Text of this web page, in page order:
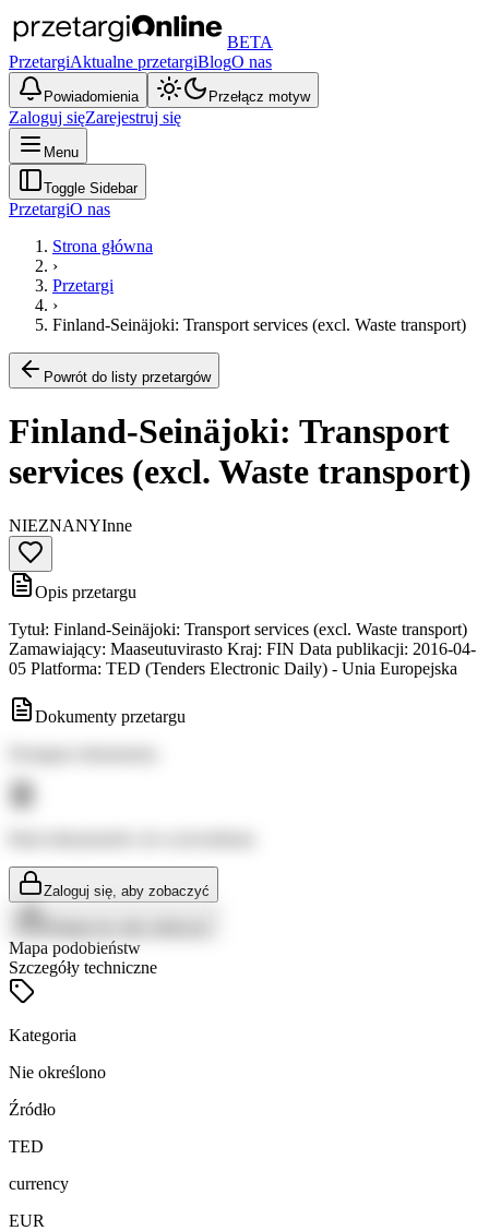
BETA
PrzetargiAktualne przetargiBlogO nas
Powiadomienia Przełącz motyw
Zaloguj sięZarejestruj się
Menu
Toggle Sidebar
PrzetargiO nas
Strona główna
›
Przetargi
›
Finland-Seinäjoki: Transport services (excl. Waste transport)
Powrót do listy przetargów
Finland-Seinäjoki: Transport
services (excl. Waste transport)
NIEZNANYInne
Opis przetargu
Tytuł: Finland-Seinäjoki: Transport services (excl. Waste transport)
Zamawiający: Maaseutuvirasto Kraj: FIN Data publikacji: 2016-04-
05 Platforma: TED (Tenders Electronic Daily) - Unia Europejska
Dokumenty przetargu
Zaloguj się, aby zobaczyć
Mapa podobieństw
Szczegóły techniczne
Kategoria
Nie określono
Źródło
TED
currency
EUR